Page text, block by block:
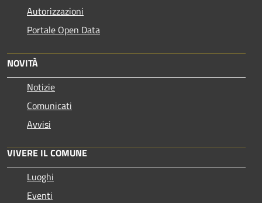
Autorizzazioni
Portale Open Data
NOVITÀ
Notizie
Comunicati
Avvisi
VIVERE IL COMUNE
Luoghi
Eventi